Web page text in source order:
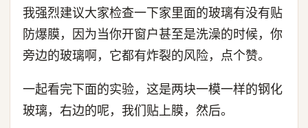
我强烈建议大家检查一下家里面的玻璃有没有贴
防爆膜，因为当你开窗户甚至是洗澡的时候，你
旁边的玻璃啊，它都有炸裂的风险，点个赞。
一起看完下面的实验，这是两块一模一样的钢化
玻璃，右边的呢，我们贴上膜，然后。